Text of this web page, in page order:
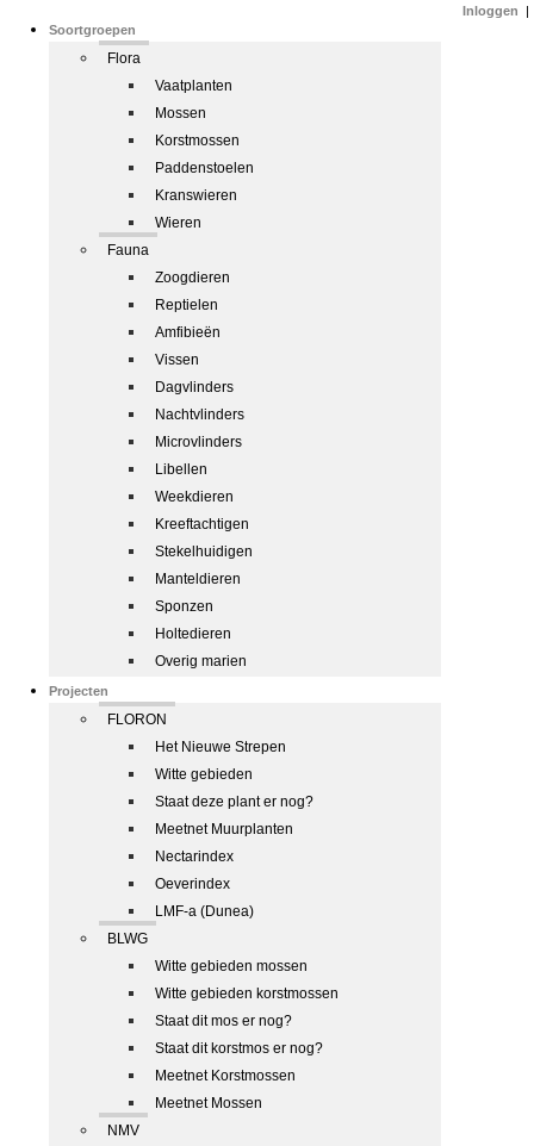
Soortgroepen
Flora
Vaatplanten
Mossen
Korstmossen
Paddenstoelen
Kranswieren
Wieren
Fauna
Zoogdieren
Reptielen
Amfibieën
Vissen
Dagvlinders
Nachtvlinders
Microvlinders
Libellen
Weekdieren
Kreeftachtigen
Stekelhuidigen
Manteldieren
Sponzen
Holtedieren
Overig marien
Projecten
FLORON
Het Nieuwe Strepen
Witte gebieden
Staat deze plant er nog?
Meetnet Muurplanten
Nectarindex
Oeverindex
LMF-a (Dunea)
BLWG
Witte gebieden mossen
Witte gebieden korstmossen
Staat dit mos er nog?
Staat dit korstmos er nog?
Meetnet Korstmossen
Meetnet Mossen
NMV
Inloggen |